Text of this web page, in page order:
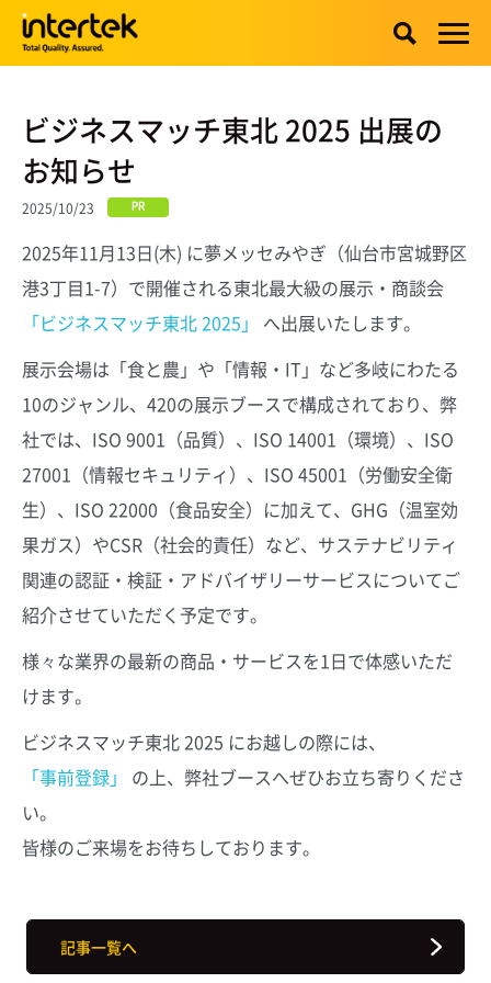
ビジネスマッチ東北 2025 出展の
お知らせ
2025/10/23 PR
2025年11月13日(木) に夢メッセみやぎ（仙台市宮城野区
港3丁目1-7）で開催される東北最大級の展示・商談会
「ビジネスマッチ東北 2025」
へ出展いたします。
展示会場は「食と農」や「情報・IT」など多岐にわたる
10のジャンル、420の展示ブースで構成されており、弊
社では、ISO 9001（品質）、ISO 14001（環境）、ISO
27001（情報セキュリティ）、ISO 45001（労働安全衛
生）、ISO 22000（食品安全）に加えて、GHG（温室効
果ガス）やCSR（社会的責任）など、サステナビリティ
関連の認証・検証・アドバイザリーサービスについてご
紹介させていただく予定です。
様々な業界の最新の商品・サービスを1日で体感いただ
けます。
ビジネスマッチ東北 2025 にお越しの際には、
「事前登録」
の上、弊社ブースへぜひお立ち寄りくださ
い。
皆様のご来場をお待ちしております。
記事一覧へ